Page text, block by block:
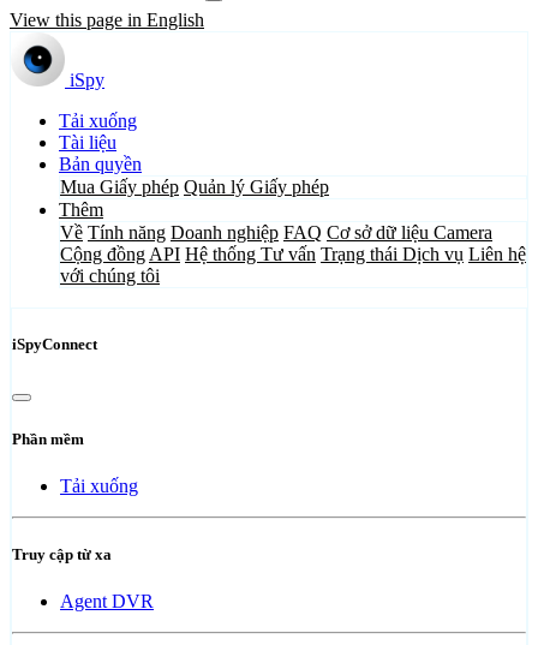
View this page in English
iSpy
Tải xuống
Tài liệu
Bản quyền
Mua Giấy phép Quản lý Giấy phép
Thêm
Về Tính năng Doanh nghiệp FAQ Cơ sở dữ liệu Camera
Cộng đồng API Hệ thống Tư vấn Trạng thái Dịch vụ Liên hệ
với chúng tôi
iSpyConnect
Phần mềm
Tải xuống
Truy cập từ xa
Agent DVR